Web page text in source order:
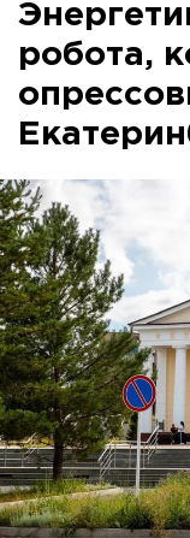
робота,